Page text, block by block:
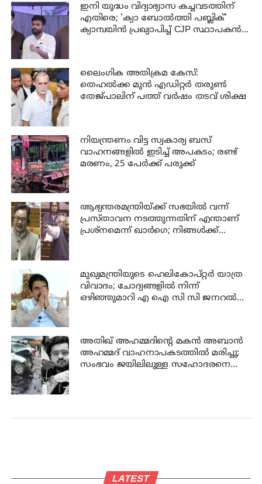
ഇനി യുദ്ധം വിദ്യാഭ്യാസ കച്ചവടത്തിന്
എതിരെ; 'ക്യാ ബോൽത്തി പബ്ലിക്'
ക്യാമ്പയിൻ പ്രഖ്യാപിച്ച് CJP സ്ഥാപകൻ
ലൈംഗിക അതിക്രമ കേസ്:
തെഹൽക്ക മുൻ എഡിറ്റർ തരുൺ
തേജ്പാലിന് പത്ത് വർഷം തടവ് ശിക്ഷ
നിയന്ത്രണം വിട്ട സ്വകാര്യ ബസ്
വാഹനങ്ങളില്‍ ഇടിച്ച് അപകടം; രണ്ട്
മരണം, 25 പേർക്ക് പരുക്ക്
ആഭ്യന്തരമന്ത്രിയ്ക്ക് സഭയില്‍ വന്ന്
പ്രസ്താവന നടത്തുന്നതിന് എന്താണ്
പ്രശ്‌നമെന്ന് ഖാര്‍ഗെ; നിങ്ങള്‍ക്ക്
മുഖ്യമന്ത്രിയുടെ ഹെലികോപ്റ്റർ യാത്ര
വിവാദം; ചോദ്യങ്ങളിൽ നിന്ന്
ഒഴിഞ്ഞുമാറി എ ഐ സി സി ജനറൽ
അതിഖ് അഹമ്മദിന്റെ മകന്‍ അബാന്‍
അഹമ്മദ് വാഹനാപകടത്തില്‍ മരിച്ചു;
സംഭവം ജയിലിലുള്ള സഹോദരനെ
LATEST